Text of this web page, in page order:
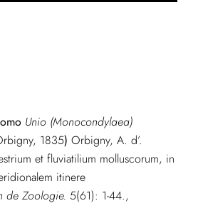
Unio (Monocondylaea)
1835) Orbigny, A. d’.
et fluviatilium molluscorum, in
itinere
de Zoologie. 5(61): 1-44.,